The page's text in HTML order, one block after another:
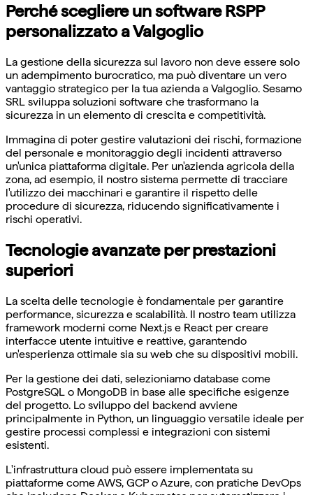
Perché scegliere un software RSPP
personalizzato a Valgoglio
La gestione della sicurezza sul lavoro non deve essere solo
un adempimento burocratico, ma può diventare un vero
vantaggio strategico per la tua azienda a Valgoglio. Sesamo
SRL sviluppa soluzioni software che trasformano la
sicurezza in un elemento di crescita e competitività.
Immagina di poter gestire valutazioni dei rischi, formazione
del personale e monitoraggio degli incidenti attraverso
un'unica piattaforma digitale. Per un'azienda agricola della
zona, ad esempio, il nostro sistema permette di tracciare
l'utilizzo dei macchinari e garantire il rispetto delle
procedure di sicurezza, riducendo significativamente i
rischi operativi.
Tecnologie avanzate per prestazioni
superiori
La scelta delle tecnologie è fondamentale per garantire
performance, sicurezza e scalabilità. Il nostro team utilizza
framework moderni come Next.js e React per creare
interfacce utente intuitive e reattive, garantendo
un'esperienza ottimale sia su web che su dispositivi mobili.
Per la gestione dei dati, selezioniamo database come
PostgreSQL o MongoDB in base alle specifiche esigenze
del progetto. Lo sviluppo del backend avviene
principalmente in Python, un linguaggio versatile ideale per
gestire processi complessi e integrazioni con sistemi
esistenti.
L'infrastruttura cloud può essere implementata su
piattaforme come AWS, GCP o Azure, con pratiche DevOps